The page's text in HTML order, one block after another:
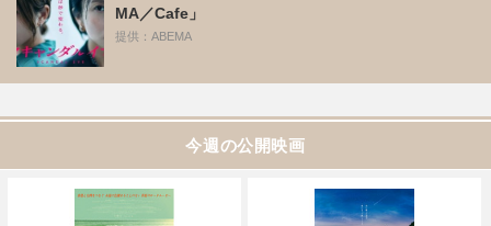
MA／Cafe」
提供：ABEMA
今週の公開映画